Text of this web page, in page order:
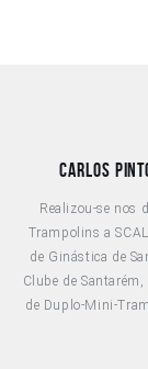
CARLOS
Realizou-se nos
Trampolins a
de Ginástica de
Clube de
de Duplo-Mini-